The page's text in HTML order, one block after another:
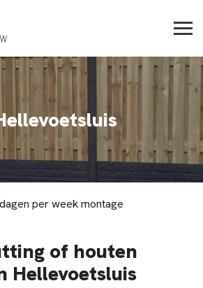
per week montage
of houten
Hellevoetsluis